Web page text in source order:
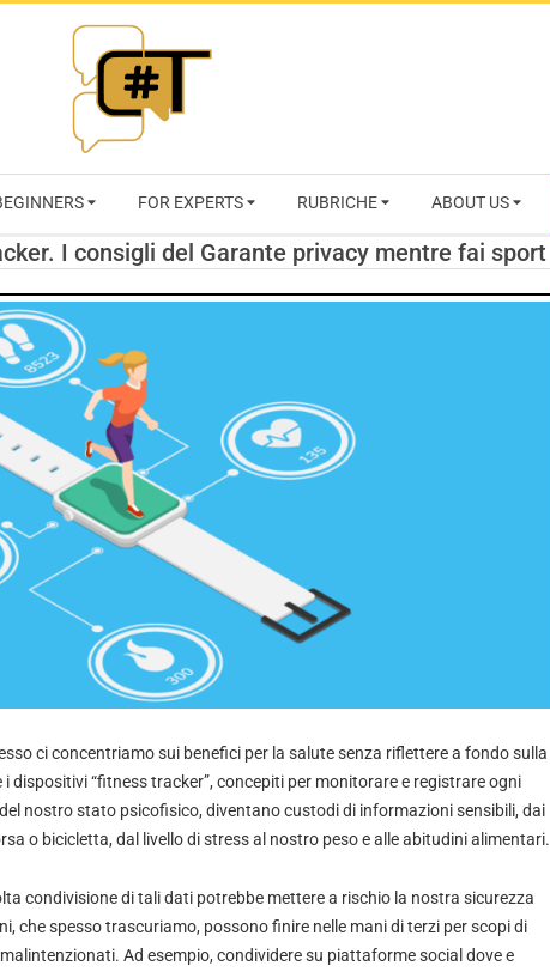
RIVISTA
CYBERSECURITY
TRENDS
FOR EXPERTS RUBRICHE ABOUT US
I consigli del Garante privacy mentre fai sport
ci concentriamo sui benefici per la salute senza riflettere a fondo sulla
dispositivi “fitness tracker”, concepiti per monitorare e registrare ogni
nostro stato psicofisico, diventano custodi di informazioni sensibili, dai
o bicicletta, dal livello di stress al nostro peso e alle abitudini alimentari.
condivisione di tali dati potrebbe mettere a rischio la nostra sicurezza
che spesso trascuriamo, possono finire nelle mani di terzi per scopi di
Ad esempio, condividere su piattaforme social dove e